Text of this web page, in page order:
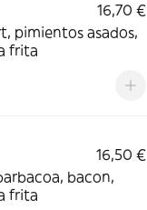
16,70 €
pimientos asados,
frita
16,50 €
bacon,
frita